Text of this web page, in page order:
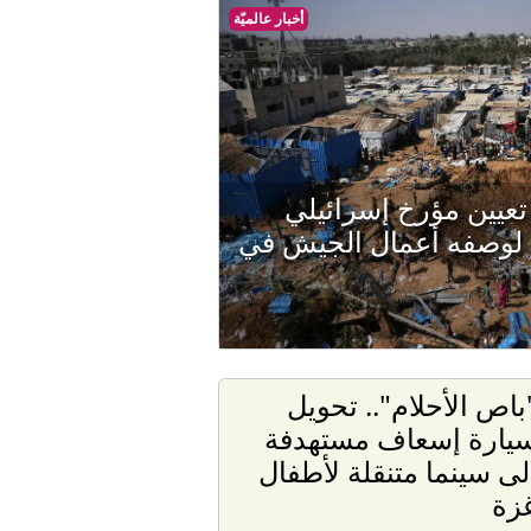
أخبار عالميّة
مؤرخ إسرائيلي
لوصفه أعمال الجيش في
الأحلام".. تحويل
إسعاف مستهدفة
سينما متنقلة لأطفال